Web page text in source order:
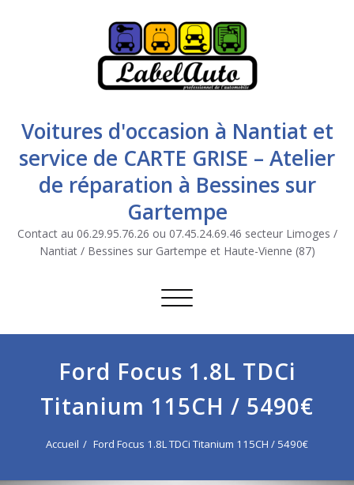
Voitures d'occasion à Nantiat et
service de CARTE GRISE – Atelier
de réparation à Bessines sur
Gartempe
Contact au 06.29.95.76.26 ou 07.45.24.69.46 secteur Limoges /
Nantiat / Bessines sur Gartempe et Haute-Vienne (87)
Afficher/masquer la navigation
Ford Focus 1.8L TDCi
Titanium 115CH / 5490€
Accueil Ford Focus 1.8L TDCi Titanium 115CH / 5490€